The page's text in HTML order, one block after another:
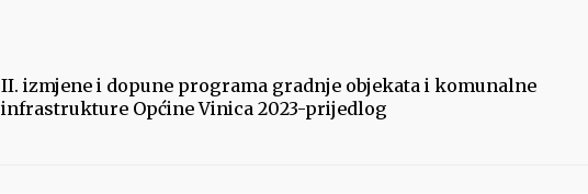
II. izmjene i dopune programa gradnje objekata i komunalne
infrastrukture Općine Vinica 2023-prijedlog